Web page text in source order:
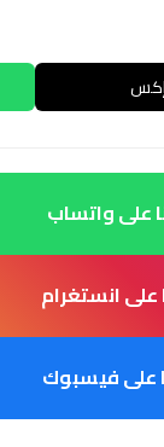
على واتساب
على انستغرام
على فيسبوك